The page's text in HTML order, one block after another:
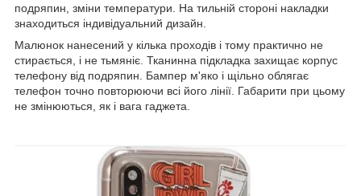
подряпин, зміни температури. На тильній стороні накладки
знаходиться індивідуальний дизайн.
Малюнок нанесений у кілька проходів і тому практично не
стирається, і не тьмяніє. Тканинна підкладка захищає корпус
телефону від подряпин. Бампер м'яко і щільно облягає
телефон точно повторюючи всі його лінії. Габарити при цьому
не змінюються, як і вага гаджета.